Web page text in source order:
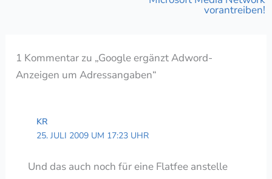
vorantreiben!
1 Kommentar zu „Google ergänzt Adword-
Anzeigen um Adressangaben“
KR
25. JULI 2009 UM 17:23 UHR
Und das auch noch für eine Flatfee anstelle